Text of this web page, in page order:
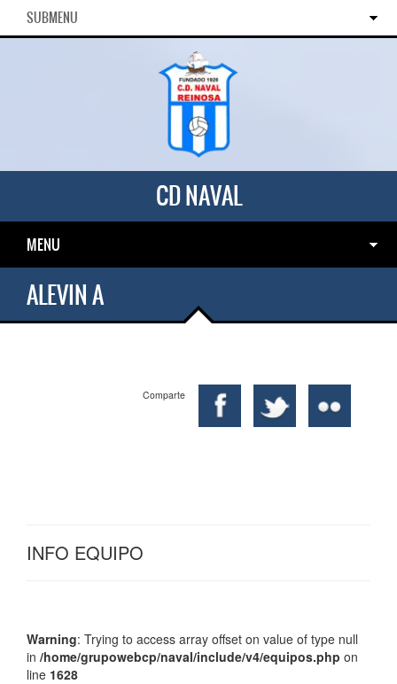
SUBMENU
CD NAVAL
MENU
ALEVIN A
Comparte
INFO EQUIPO
Warning: Trying to access array offset on value of type null
in /home/grupowebcp/naval/include/v4/equipos.php on
line 1628